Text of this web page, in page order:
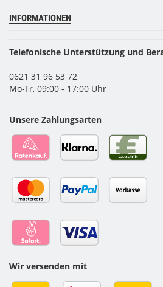
INFORMATIONEN
Telefonische Unterstützung und
0621 31 96 53 72
Mo-Fr, 09:00 - 17:00 Uhr
Unsere Zahlungsarten
Wir versenden mit